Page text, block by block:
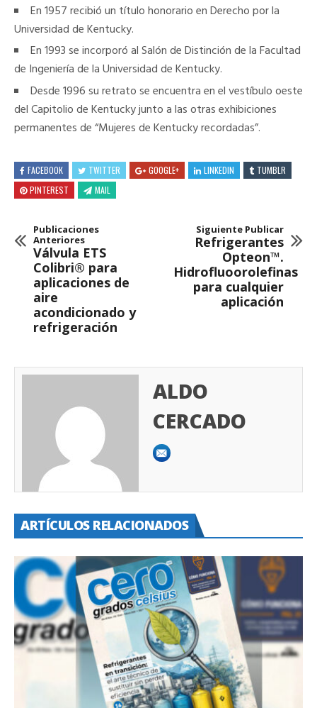
En 1957 recibió un título honorario en Derecho por la
Universidad de Kentucky.
En 1993 se incorporó al Salón de Distinción de la Facultad
de Ingeniería de la Universidad de Kentucky.
Desde 1996 su retrato se encuentra en el vestíbulo oeste
del Capitolio de Kentucky junto a las otras exhibiciones
permanentes de “Mujeres de Kentucky recordadas”.
FACEBOOK TWITTER GOOGLE+ LINKEDIN
TUMBLR
PINTEREST
MAIL
Publicaciones
Anteriores
Válvula ETS
Colibri® para
aplicaciones de
aire
acondicionado y
refrigeración
Siguiente Publicar
Refrigerantes
Opteon™.
Hidrofluoorolefinas
para cualquier
aplicación
ALDO
CERCADO
ARTÍCULOS RELACIONADOS